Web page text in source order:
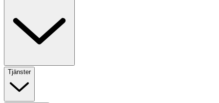
Tjänster